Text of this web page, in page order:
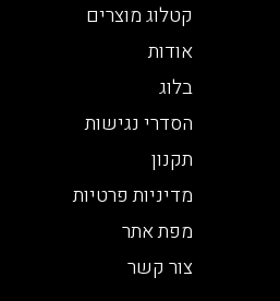
קטלוג מוצרים
אודות
בלוג
הסדרי נגישות
תקנון
מדיניות פרטיות
מפת אתר
צור קשר